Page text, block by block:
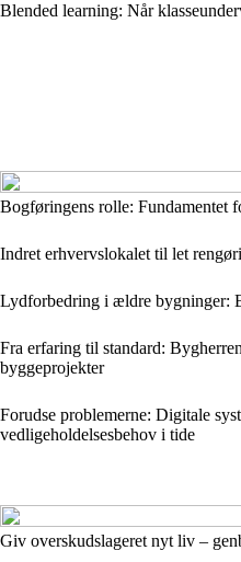
Blended learning: Når
Bogføringens rolle: Fundamentet
Indret erhvervslokalet til let
Lydforbedring i ældre bygninger:
Fra erfaring til standard:
byggeprojekter
Forudse problemerne: Digitale
vedligeholdelsesbehov i tide
Giv overskudslageret nyt liv –